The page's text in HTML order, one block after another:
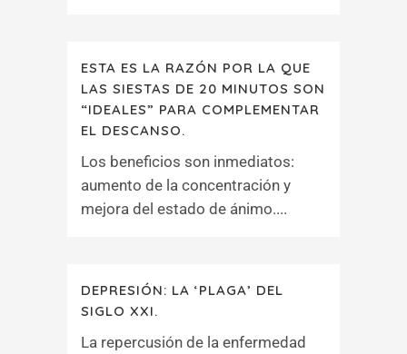
ESTA ES LA RAZÓN POR LA QUE
LAS SIESTAS DE 20 MINUTOS SON
“IDEALES” PARA COMPLEMENTAR
EL DESCANSO.
Los beneficios son inmediatos:
aumento de la concentración y
mejora del estado de ánimo....
DEPRESIÓN: LA ‘PLAGA’ DEL
SIGLO XXI.
La repercusión de la enfermedad